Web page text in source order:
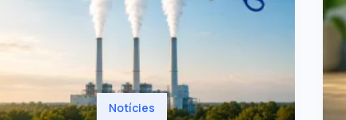
Notícies